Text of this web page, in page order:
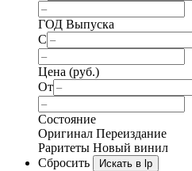
ГОД Выпуска
С
Цена (руб.)
От
Состояние
Оригинал Переиздание
Раритеты Новый винил
Сбросить
Искать в lp